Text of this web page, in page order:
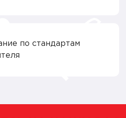
по стандартам